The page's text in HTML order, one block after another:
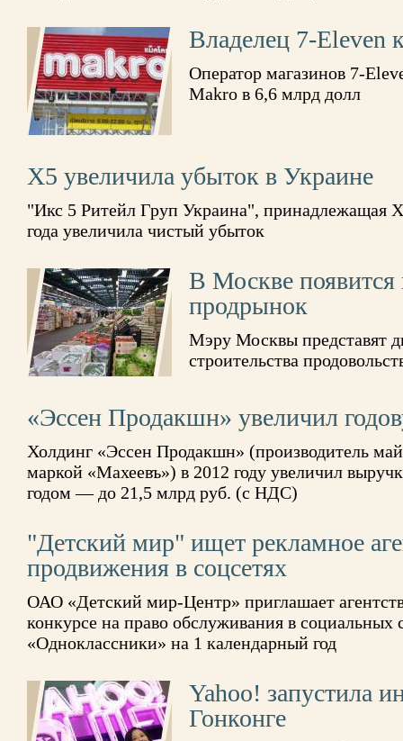
Владелец 7-Eleven
Оператор магазинов 7-
Makro в 6,6 млрд долл
X5 увеличила убыток в Украине
"Икс 5 Ритейл Груп Украина", принадлежащая
года увеличила чистый убыток
В Москве появится
продрынок
Мэру Москвы представят
строительства
«Эссен Продакшн» увеличил
Холдинг «Эссен Продакшн» (производитель
маркой «Махеевъ») в 2012 году увеличил
годом — до 21,5 млрд руб. (с НДС)
"Детский мир" ищет рекламное
продвижения в соцсетях
ОАО «Детский мир-Центр» приглашает
конкурсе на право обслуживания в социальных
«Одноклассники» на 1 календарный год
Yahoo! запустила
Гонконге